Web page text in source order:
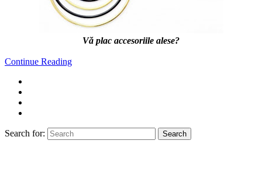
Vă plac accesoriile alese?
Continue Reading
Search for: Search